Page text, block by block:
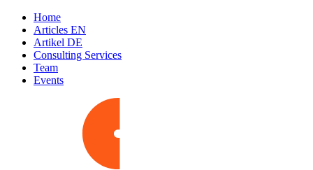
Home
Articles EN
Artikel DE
Consulting Services
Team
Events